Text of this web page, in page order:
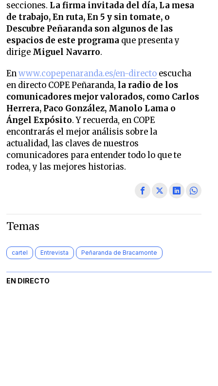
secciones. La firma invitada del día, La mesa
de trabajo, En ruta, En 5 y sin tomate, o
Descubre Peñaranda son algunos de las
espacios de este programa que presenta y
dirige Miguel Navarro.
Enwww.copepenaranda.es/en-directo escucha
en directo COPE Peñaranda, la radio de los
comunicadores mejor valorados, como Carlos
Herrera, Paco González, Manolo Lama o
Ángel Expósito. Y recuerda, en COPE
encontrarás el mejor análisis sobre la
actualidad, las claves de nuestros
comunicadores para entender todo lo que te
rodea, y las mejores historias.
Temas
cartel Entrevista Peñaranda de Bracamonte
EN DIRECTO